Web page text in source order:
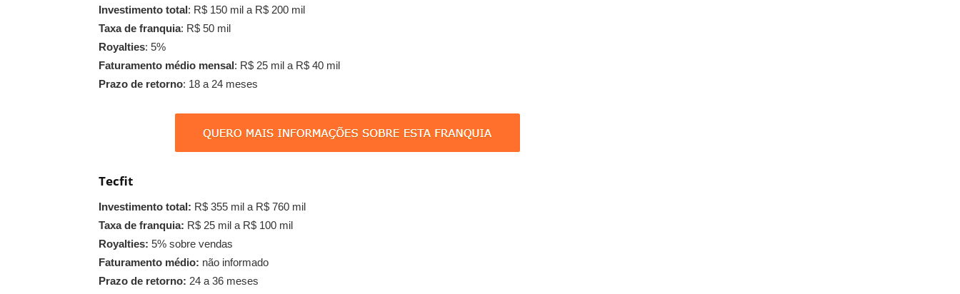
Investimento total: R$ 150 mil a R$ 200 mil
Taxa de franquia: R$ 50 mil
Royalties: 5%
Faturamento médio mensal: R$ 25 mil a R$ 40 mil
Prazo de retorno: 18 a 24 meses
Tecfit
Investimento total: R$ 355 mil a R$ 760 mil
Taxa de franquia: R$ 25 mil a R$ 100 mil
Royalties: 5% sobre vendas
Faturamento médio: não informado
Prazo de retorno: 24 a 36 meses